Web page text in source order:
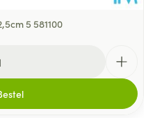
5 581100